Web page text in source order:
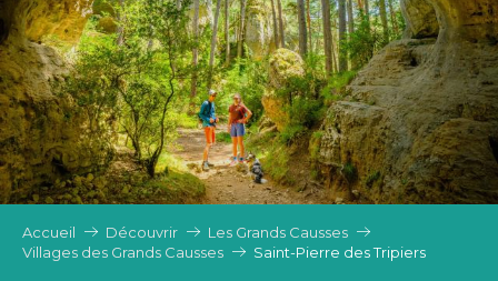
Accueil Découvrir
Les Grands Causses
Villages des Grands Causses
Saint-Pierre des Tripiers